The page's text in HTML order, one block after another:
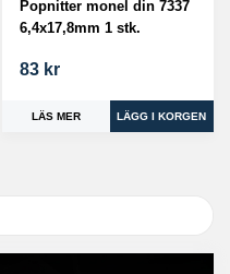
Popnitter monel din 7337
6,4x17,8mm 1 stk.
83 kr
LÄS MER